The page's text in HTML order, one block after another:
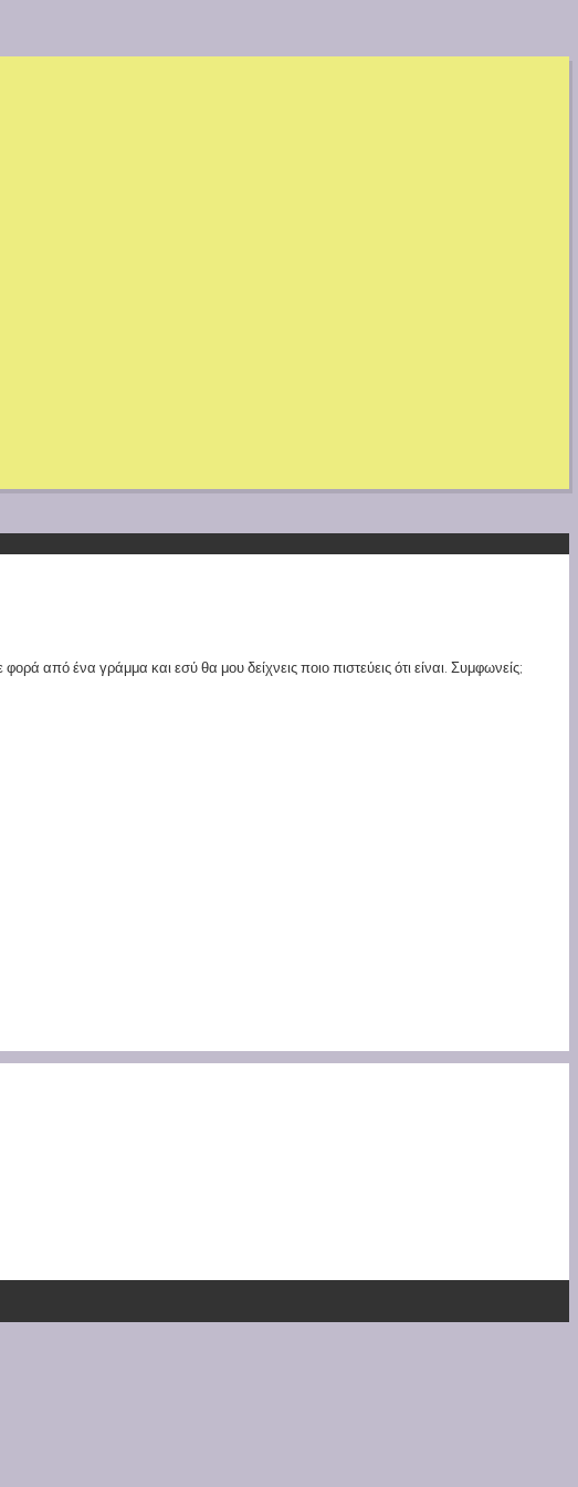
από ένα γράμμα και εσύ θα μου δείχνεις ποιο πιστεύεις ότι είναι. Συμφωνείς;